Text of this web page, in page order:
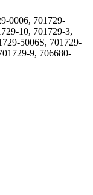
0006, 701729-
10, 701729-3,
5006S, 701729-
9, 706680-